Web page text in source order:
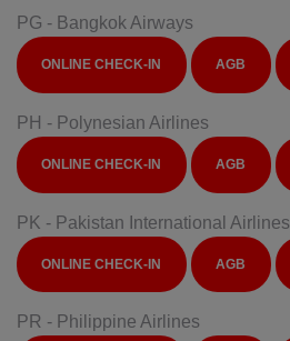
PG - Bangkok Airways
ONLINE CHECK-IN AGB
PH - Polynesian Airlines
ONLINE CHECK-IN AGB
PK - Pakistan International Airlines
ONLINE CHECK-IN AGB
PR - Philippine Airlines